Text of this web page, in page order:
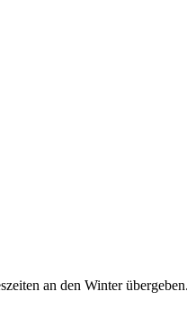
an den Winter übergeben.